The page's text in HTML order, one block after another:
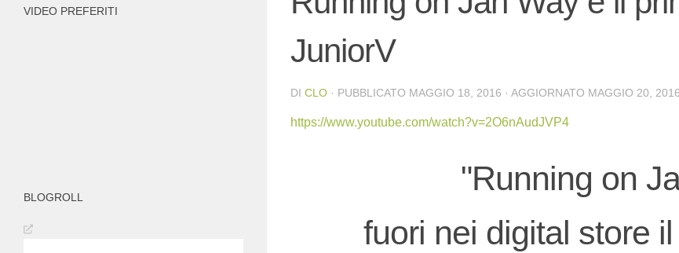
JuniorV
DI CLO · PUBBLICATO MAGGIO 18, 2016 · AGGIORNATO MAGGIO 20, 2016
https://www.youtube.com/watch?v=2O6nAudJVP4
"Running on
fuori nei digital store
VIDEO PREFERITI
BLOGROLL